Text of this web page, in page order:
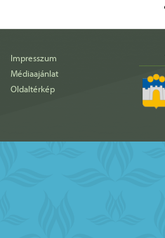
Impresszum
Médiaajánlat
Oldaltérkép